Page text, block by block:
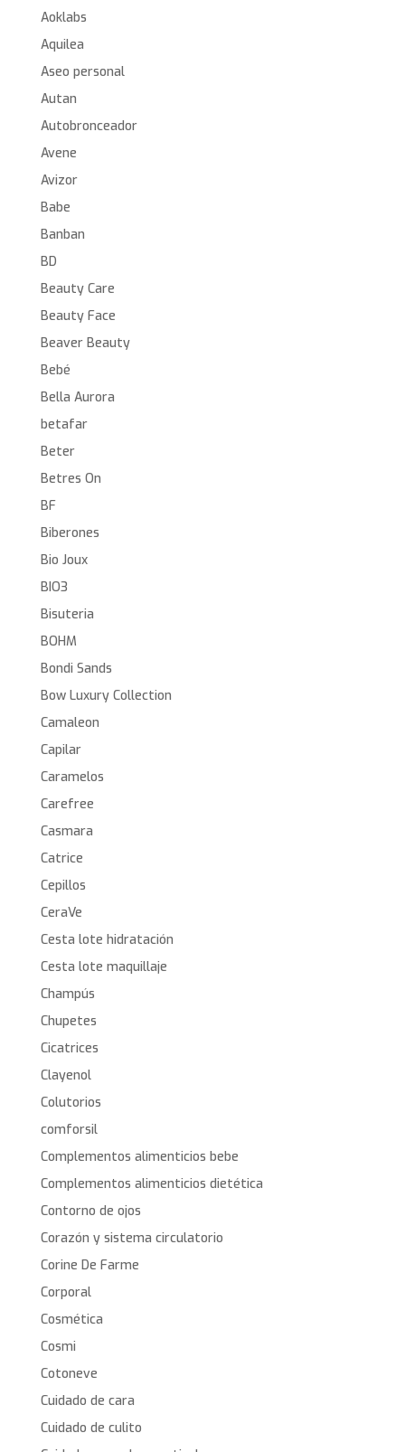
Aoklabs
Aquilea
Aseo personal
Autan
Autobronceador
Avene
Avizor
Babe
Banban
BD
Beauty Care
Beauty Face
Beaver Beauty
Bebé
Bella Aurora
betafar
Beter
Betres On
BF
Biberones
Bio Joux
BIO3
Bisuteria
BOHM
Bondi Sands
Bow Luxury Collection
Camaleon
Capilar
Caramelos
Carefree
Casmara
Catrice
Cepillos
CeraVe
Cesta lote hidratación
Cesta lote maquillaje
Champús
Chupetes
Cicatrices
Clayenol
Colutorios
comforsil
Complementos alimenticios bebe
Complementos alimenticios dietética
Contorno de ojos
Corazón y sistema circulatorio
Corine De Farme
Corporal
Cosmética
Cosmi
Cotoneve
Cuidado de cara
Cuidado de culito